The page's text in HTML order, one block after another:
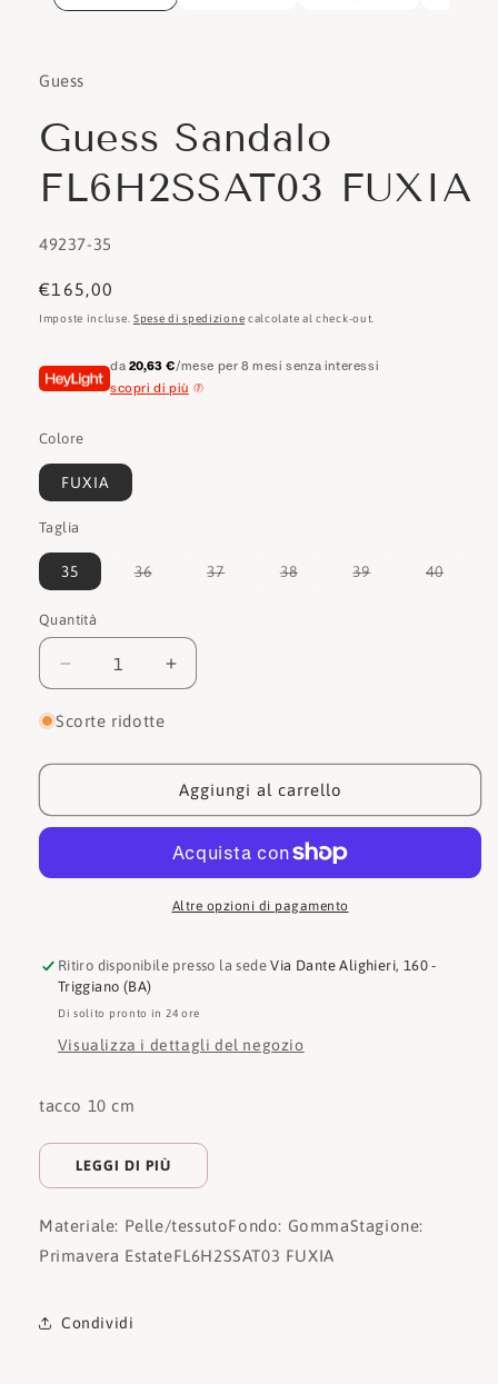
Guess
Guess Sandalo
FL6H2SSAT03 FUXIA
SKU:
49237-35
Prezzo
di
€165,00
Imposte incluse. Spese di spedizione calcolate al check-out.
da 20,63 €/mese per 8 mesi senza interessi
scopri di più
Colore
FUXIA
Taglia
35 36Variante
disponibile
37Variante
38Variante
39Variante
40
Quantità
Quantità
Diminuisci
quantità
per
Sandalo
FL6H2SSAT03
FUXIA
Aumenta
quantità
Sandalo
FL6H2SSAT03
FUXIA
Scorte ridotte
Aggiungi al carrello
Altre opzioni di pagamento
Ritiro disponibile presso la sedeVia Dante Alighieri, 160 -
Triggiano (BA)
Di solito pronto in 24 ore
Visualizza i dettagli del negozio
tacco 10 cm
LEGGI DI PIÙ
Materiale: Pelle/tessutoFondo: GommaStagione:
Primavera EstateFL6H2SSAT03 FUXIA
Condividi